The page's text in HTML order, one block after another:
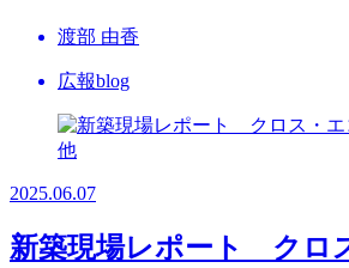
渡部 由香
広報blog
2025.06.07
新築現場レポート クロ